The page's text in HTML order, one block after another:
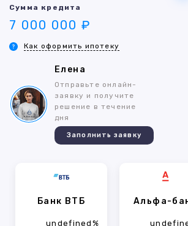
Сумма кредита
7 000 000 ₽
Как оформить ипотеку
Елена
Отправьте онлайн-
заявку и получите
решение в течение
дня
Заполнить заявку
Банк ВТБ
undefined%
Альфа-